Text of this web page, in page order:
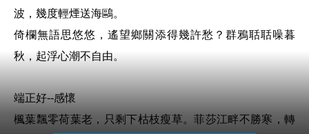
波，幾度輕煙送海鷗。
倚欄無語思悠悠，遙望鄉關添得幾許愁？群鴉聒聒噪暮
秋，起浮心潮不自由。
端正好--感懷
楓葉飄零荷葉老，只剩下枯枝瘦草。菲莎江畔不勝寒，轉